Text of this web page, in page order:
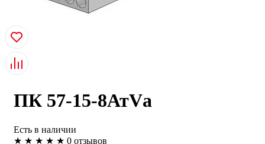
ПК 57-15-8АтVа
Есть в наличии
★ ★ ★ ★ ★ 0 отзывов